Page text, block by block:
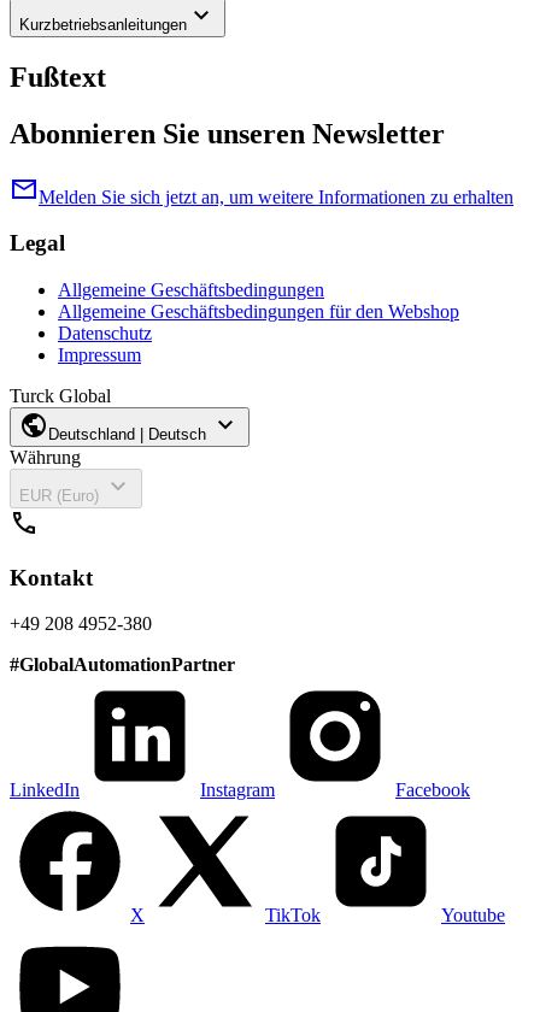
Kurzbetriebsanleitungen keyboard_arrow_down
Fußtext
Abonnieren Sie unseren Newsletter
mailMelden Sie sich jetzt an, um weitere Informationen zu erhalten
Legal
Allgemeine Geschäftsbedingungen
Allgemeine Geschäftsbedingungen für den Webshop
Datenschutz
Impressum
Turck Global
public Deutschland | Deutsch expand_more
Währung
EUR (Euro)
expand_more
call
Kontakt
+49 208 4952-380
#GlobalAutomationPartner
LinkedIn Instagram Facebook
X TikTok Youtube